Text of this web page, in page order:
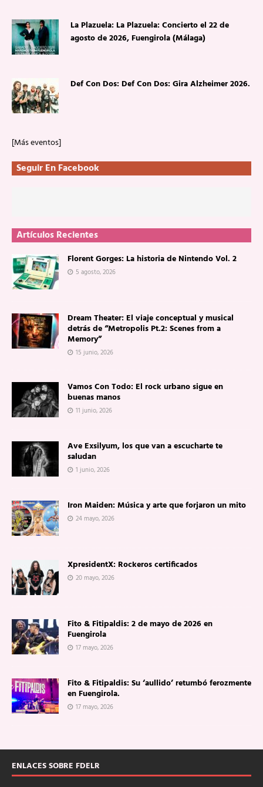
La Plazuela: La Plazuela: Concierto el 22 de
agosto de 2026, Fuengirola (Málaga)
Def Con Dos: Def Con Dos: Gira Alzheimer 2026.
[Más eventos]
Seguir En Facebook
Artículos Recientes
Florent Gorges: La historia de Nintendo Vol. 2
5 agosto, 2026
Dream Theater: El viaje conceptual y musical
detrás de “Metropolis Pt.2: Scenes from a
Memory”
15 junio, 2026
Vamos Con Todo: El rock urbano sigue en
buenas manos
11 junio, 2026
Ave Exsilyum, los que van a escucharte te
saludan
1 junio, 2026
Iron Maiden: Música y arte que forjaron un mito
24 mayo, 2026
XpresidentX: Rockeros certificados
20 mayo, 2026
Fito & Fitipaldis: 2 de mayo de 2026 en
Fuengirola
17 mayo, 2026
Fito & Fitipaldis: Su ‘aullido’ retumbó ferozmente
en Fuengirola.
17 mayo, 2026
ENLACES SOBRE FDELR